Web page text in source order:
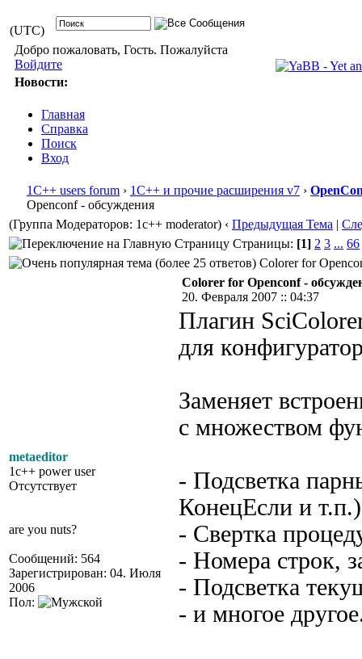
(UTC)
Добро пожаловать, Гость. Пожалуйста
Войдите
Новости:
Главная
Справка
Поиск
Вход
1С++ users forum › 1С++ и прочие расширения v7 ›
Openconf - обсуждения
(Группа Модераторов: 1c++ moderator) ‹ Предыдущая Тема |
Страницы: [1] 2 3 ... 66
Colorer for
metaeditor
1c++ power user
Отсутствует
are you nuts?
Сообщений: 564
Зарегистрирован: 04. Июля
2006
Пол:
Colorer for Openconf -
20. Февраля 2007 :: 04:37
Плагин
для
Заменяет
с множеством
- Подсветка
КонецЕсли и т.п.)
- Свертка
- Номера строк,
- Подсветка
- и многое